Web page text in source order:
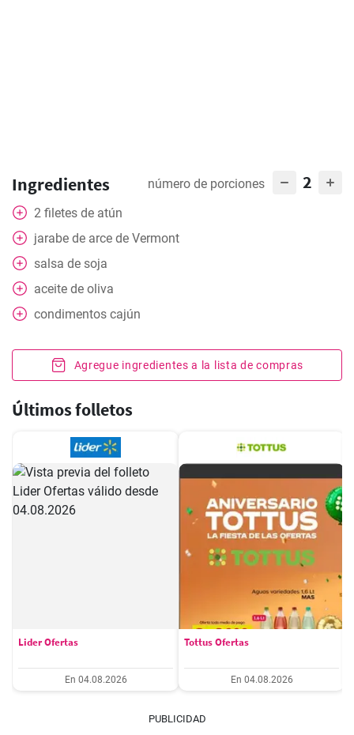
Ingredientes número de porciones 2
2 filetes de atún
jarabe de arce de Vermont
salsa de soja
aceite de oliva
condimentos cajún
Agregue ingredientes a la lista de compras
Últimos folletos
Lider Ofertas
En 04.08.2026
Tottus Ofertas
En 04.08.2026
PUBLICIDAD